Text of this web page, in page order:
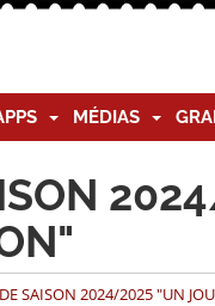
MÉDIAS
SAISON 2024/2025 "UN